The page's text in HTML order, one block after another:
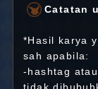
Catatan
*Hasil karya
sah apabila:
-hashtag